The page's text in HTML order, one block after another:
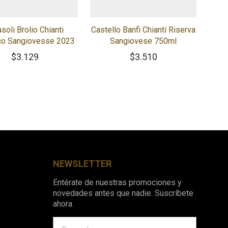
Brolio Chianti
Sangiovesse 2023
$3.129
Castello Banfi Chianti Riserva
Sangiovese 750ml
$3.510
NEWSLETTER
Entérate de nuestras promociones y
novedades antes que nadie. Suscríbete
ahora.